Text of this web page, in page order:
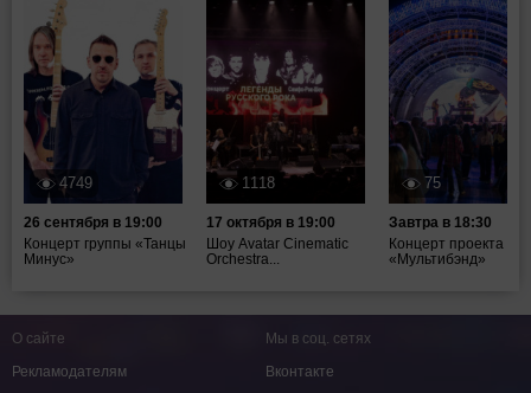
4749
26 сентября в 19:00
Концерт группы «Танцы
Минус»
1118
17 октября в 19:00
Шоу Avatar Cinematic
Orchestra...
75
Завтра в 18:30
Концерт проекта
«Мультибэнд»
О сайте
Рекламодателям
Мы в соц. сетях
Вконтакте